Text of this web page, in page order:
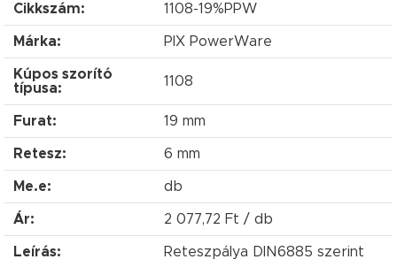
Cikkszám: 1108-19%PPW
Márka: PIX PowerWare
Kúpos szorító
típusa:
1108
Furat: 19 mm
Retesz: 6 mm
Me.e: db
Ár: 2 077,72 Ft / db
Leírás: Reteszpálya DIN6885 szerint